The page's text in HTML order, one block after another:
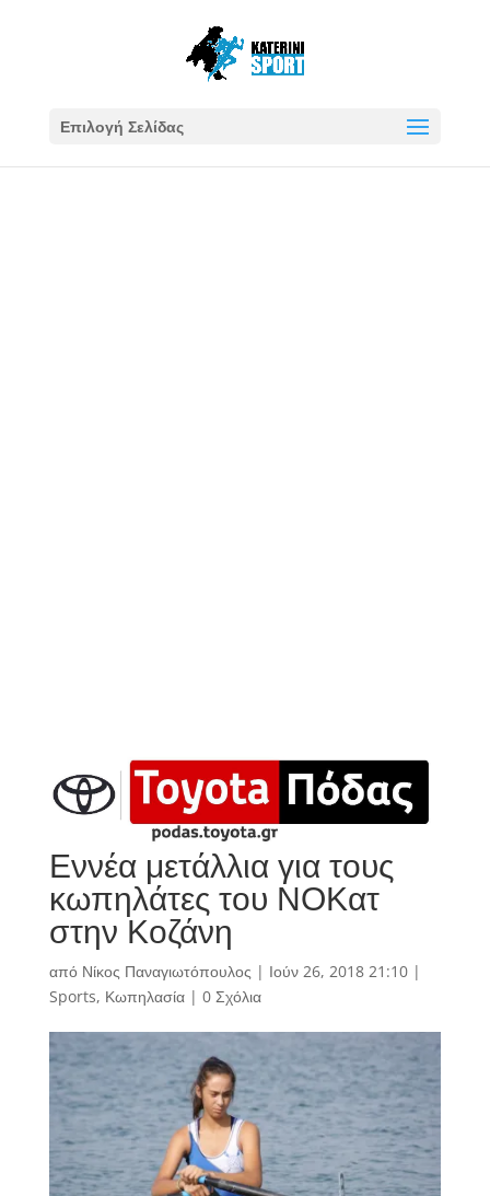
Επιλογή Σελίδας
Εννέα μετάλλια για τους
κωπηλάτες του ΝΟΚατ
στην Κοζάνη
από Νίκος Παναγιωτόπουλος | Ιούν 26, 2018 21:10|
Sports, Κωπηλασία| 0 Σχόλια